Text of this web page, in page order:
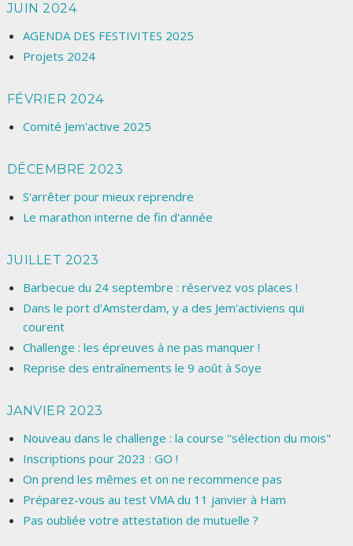
JUIN 2024
AGENDA DES FESTIVITES 2025
Projets 2024
FÉVRIER 2024
Comité Jem'active 2025
DÉCEMBRE 2023
S'arrêter pour mieux reprendre
Le marathon interne de fin d'année
JUILLET 2023
Barbecue du 24 septembre : réservez vos places !
Dans le port d'Amsterdam, y a des Jem'activiens qui
courent
Challenge : les épreuves à ne pas manquer !
Reprise des entraînements le 9 août à Soye
JANVIER 2023
Nouveau dans le challenge : la course "sélection du mois"
Inscriptions pour 2023 : GO !
On prend les mêmes et on ne recommence pas
Préparez-vous au test VMA du 11 janvier à Ham
Pas oubliée votre attestation de mutuelle ?